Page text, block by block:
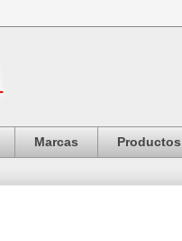
Marcas Productos